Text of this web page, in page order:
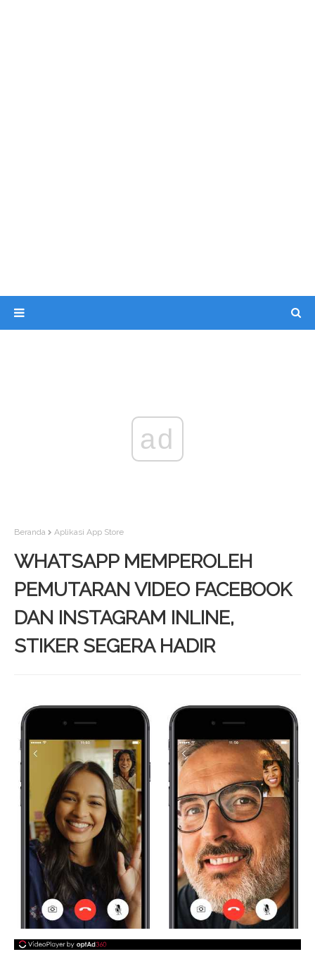
ad
Beranda Aplikasi App Store
WHATSAPP MEMPEROLEH
PEMUTARAN VIDEO FACEBOOK
DAN INSTAGRAM INLINE,
STIKER SEGERA HADIR